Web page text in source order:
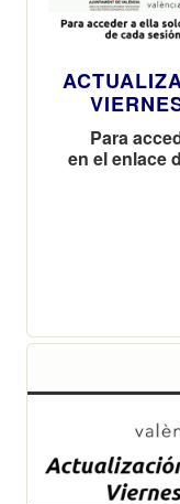
Para
en el enlace